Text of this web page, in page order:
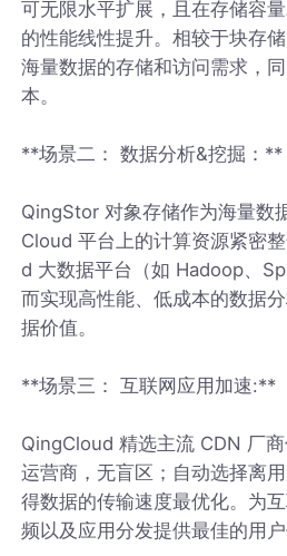
可无限水平扩展，且在存储容
的性能线性提升。相较于块存
海量数据的存储和访问需求，
本。
**场景二： 数据分析&挖掘：**
QingStor 对象存储作为海量数
Cloud 平台上的计算资源紧密
d 大数据平台（如 Hadoop、
而实现高性能、低成本的数据
据价值。
**场景三： 互联网应用加速:**
QingCloud 精选主流 CDN 厂
运营商，无盲区；自动选择离
得数据的传输速度最优化。为
频以及应用分发提供最佳的用户